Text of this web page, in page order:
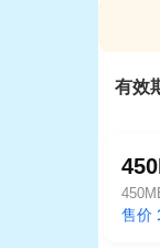
有效
售价